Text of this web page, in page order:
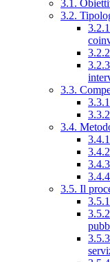
3.1.
3.2.
3.3.
3.4.
3.5. Il